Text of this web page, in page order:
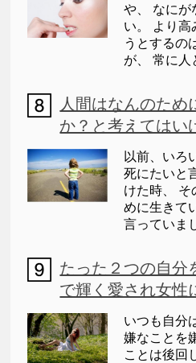
や、 なにが
い。 より高
うとするの
が、 常に人
人間はなんのため
か？と考えてはい
以前、いろ
死にたいと
けた時、 そ
めに生きて
言っていま
たった２つの自分
で輝く愛され女性
いつも自分
嫌なことを
ことは後回